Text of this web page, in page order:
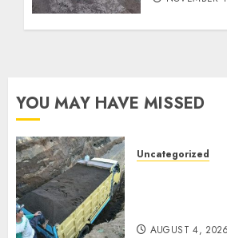
YOU MAY HAVE MISSED
Uncategorized
AUGUST 4, 2026